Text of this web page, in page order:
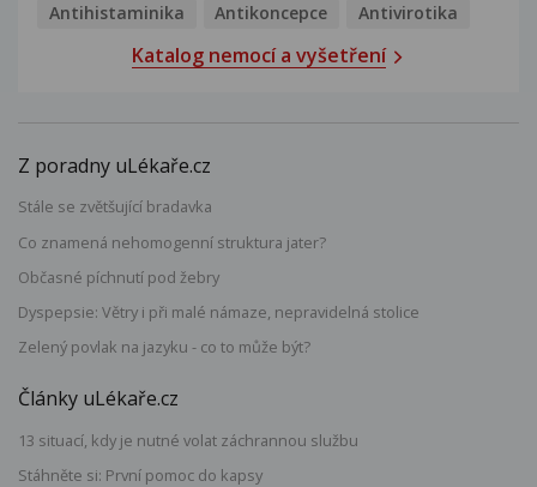
Antihistaminika
Antikoncepce Antivirotika
Katalog nemocí a vyšetření
Z poradny uLékaře.cz
Stále se zvětšující bradavka
Co znamená nehomogenní struktura jater?
Občasné píchnutí pod žebry
Dyspepsie: Větry i při malé námaze, nepravidelná stolice
Zelený povlak na jazyku - co to může být?
Články uLékaře.cz
13 situací, kdy je nutné volat záchrannou službu
Stáhněte si: První pomoc do kapsy